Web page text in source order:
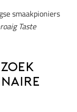
smaakpioniers
Taste